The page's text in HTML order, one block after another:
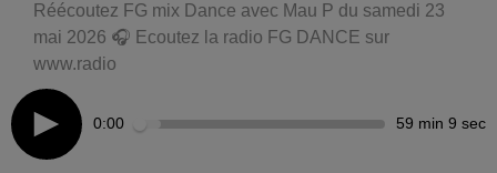
Réécoutez FG mix Dance avec Mau P du samedi 23
mai 2026 🎧 Ecoutez la radio FG DANCE sur
www.radio
0:00 59 min 9 sec